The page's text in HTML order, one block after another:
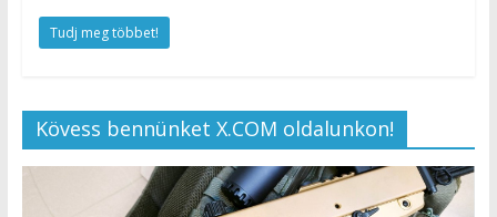
Tudj meg többet!
Kövess bennünket X.COM oldalunkon!